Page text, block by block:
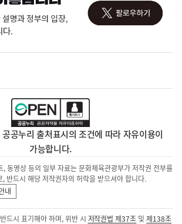
공누리 출처표시의 조건에 따라 자유이용이
가능합니다.
, 동영상 등의 일부 자료는 문화체육관광부가 저작권 전부를
반드시 해당 저작권자의 허락을 받으셔야 합니다.
내
드시 표기해야 하며, 위반 시 저작권법 제37조 및제138조